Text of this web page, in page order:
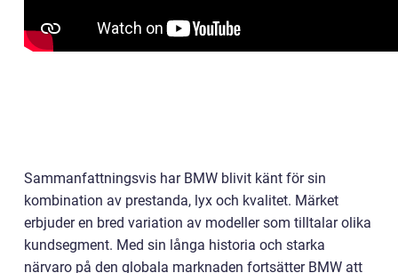
Sammanfattningsvis har BMW blivit känt för sin
kombination av prestanda, lyx och kvalitet. Märket
erbjuder en bred variation av modeller som tilltalar olika
kundsegment. Med sin långa historia och starka
närvaro på den globala marknaden fortsätter BMW att